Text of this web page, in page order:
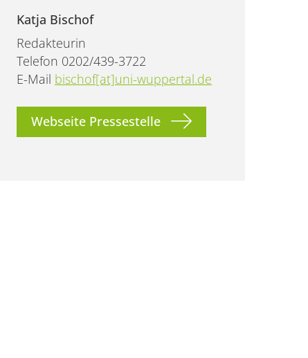
Katja Bischof
Redakteurin
Telefon 0202/439-3722
E-Mail bischof[at]uni-wuppertal.de
Webseite Pressestelle